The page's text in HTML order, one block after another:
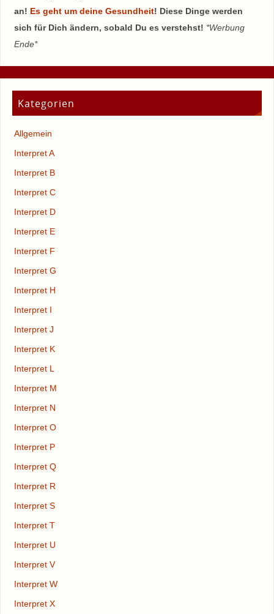
an! Es geht um deine Gesundheit! Diese Dinge werden
sich für Dich ändern, sobald Du es verstehst! *Werbung
Ende*
Kategorien
Allgemein
Interpret A
Interpret B
Interpret C
Interpret D
Interpret E
Interpret F
Interpret G
Interpret H
Interpret I
Interpret J
Interpret K
Interpret L
Interpret M
Interpret N
Interpret O
Interpret P
Interpret Q
Interpret R
Interpret S
Interpret T
Interpret U
Interpret V
Interpret W
Interpret X